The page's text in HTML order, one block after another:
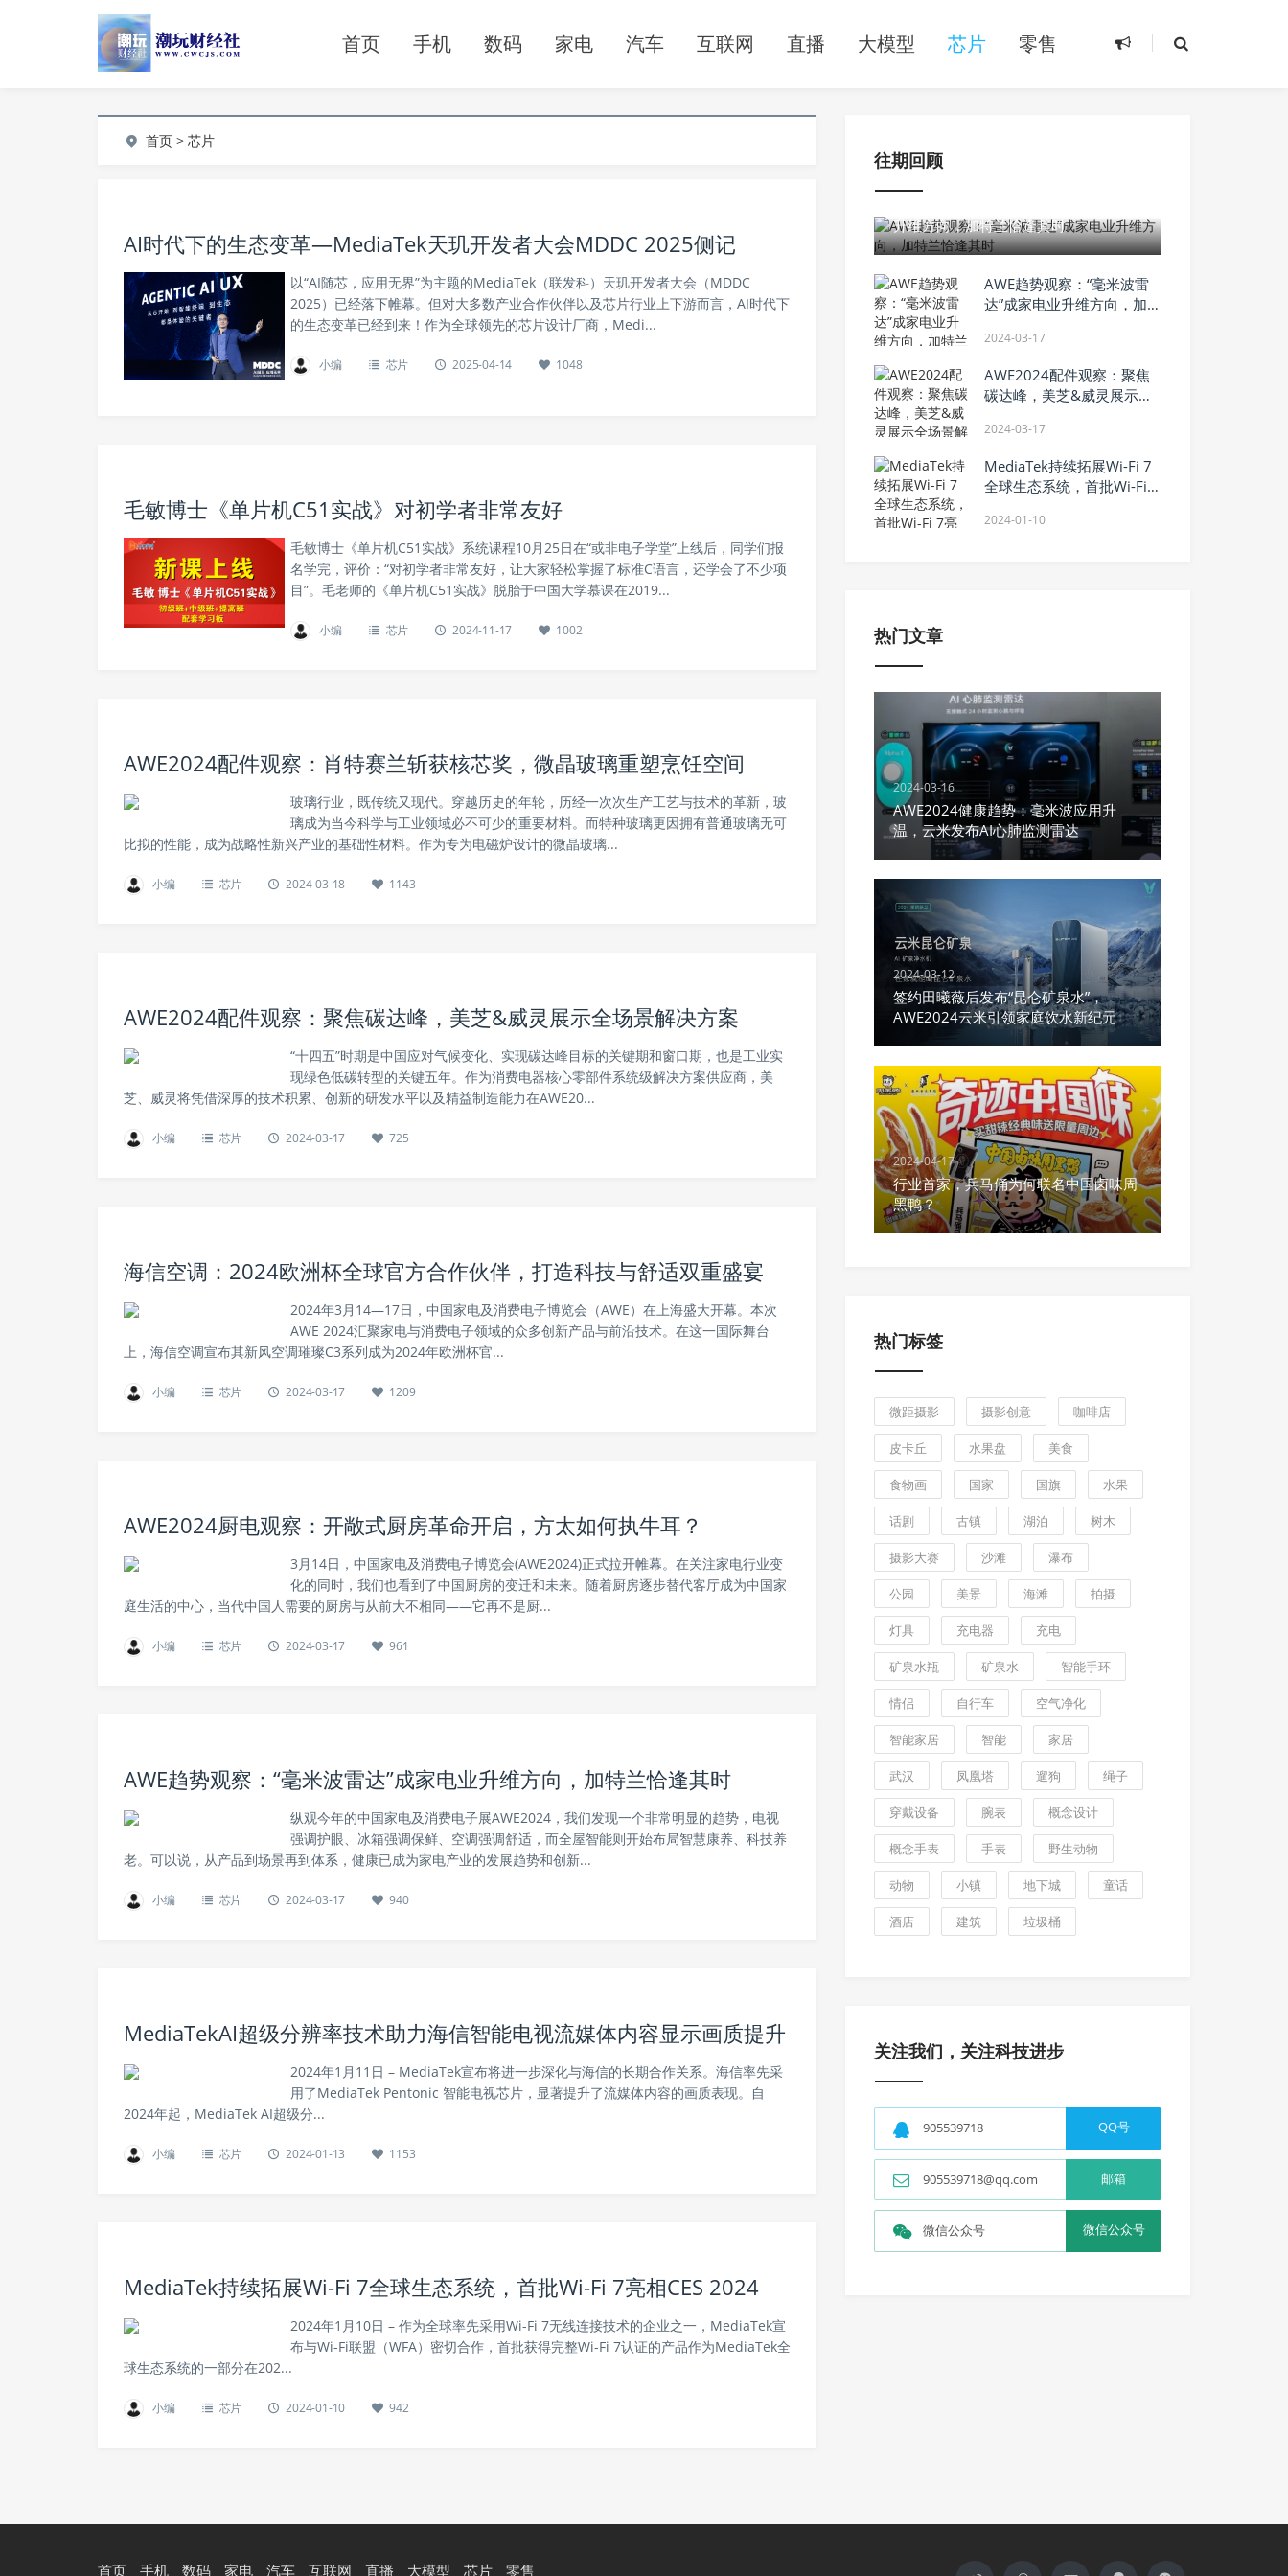
首页 手机 数码 家电 汽车 互联网 直播 大模型 芯片 零售
首页> 芯片
AI时代下的生态变革—MediaTek天玑开发者大会MDDC 2025侧记
以“AI随芯，应用无界”为主题的MediaTek（联发科）天玑开发者大会（MDDC
2025）已经落下帷幕。但对大多数产业合作伙伴以及芯片行业上下游而言，AI时代下
的生态变革已经到来！作为全球领先的芯片设计厂商，Medi...
小编 芯片 2025-04-14 1048
毛敏博士《单片机C51实战》对初学者非常友好
毛敏博士《单片机C51实战》系统课程10月25日在“或非电子学堂”上线后，同学们报
名学完，评价：“对初学者非常友好，让大家轻松掌握了标准C语言，还学会了不少项
目”。毛老师的《单片机C51实战》脱胎于中国大学慕课在2019...
小编 芯片 2024-11-17 1002
AWE2024配件观察：肖特赛兰斩获核芯奖，微晶玻璃重塑烹饪空间
玻璃行业，既传统又现代。穿越历史的年轮，历经一次次生产工艺与技术的革新，玻
璃成为当今科学与工业领域必不可少的重要材料。而特种玻璃更因拥有普通玻璃无可
比拟的性能，成为战略性新兴产业的基础性材料。作为专为电磁炉设计的微晶玻璃...
小编 芯片 2024-03-18 1143
AWE2024配件观察：聚焦碳达峰，美芝&威灵展示全场景解决方案
“十四五”时期是中国应对气候变化、实现碳达峰目标的关键期和窗口期，也是工业实
现绿色低碳转型的关键五年。作为消费电器核心零部件系统级解决方案供应商，美
芝、威灵将凭借深厚的技术积累、创新的研发水平以及精益制造能力在AWE20...
小编 芯片 2024-03-17 725
海信空调：2024欧洲杯全球官方合作伙伴，打造科技与舒适双重盛宴
2024年3月14—17日，中国家电及消费电子博览会（AWE）在上海盛大开幕。本次
AWE 2024汇聚家电与消费电子领域的众多创新产品与前沿技术。在这一国际舞台
上，海信空调宣布其新风空调璀璨C3系列成为2024年欧洲杯官...
小编 芯片 2024-03-17 1209
AWE2024厨电观察：开敞式厨房革命开启，方太如何执牛耳？
3月14日，中国家电及消费电子博览会(AWE2024)正式拉开帷幕。在关注家电行业变
化的同时，我们也看到了中国厨房的变迁和未来。随着厨房逐步替代客厅成为中国家
庭生活的中心，当代中国人需要的厨房与从前大不相同——它再不是厨...
小编 芯片 2024-03-17 961
AWE趋势观察：“毫米波雷达”成家电业升维方向，加特兰恰逢其时
纵观今年的中国家电及消费电子展AWE2024，我们发现一个非常明显的趋势，电视
强调护眼、冰箱强调保鲜、空调强调舒适，而全屋智能则开始布局智慧康养、科技养
老。可以说，从产品到场景再到体系，健康已成为家电产业的发展趋势和创新...
小编 芯片 2024-03-17 940
MediaTekAI超级分辨率技术助力海信智能电视流媒体内容显示画质提升
2024年1月11日 – MediaTek宣布将进一步深化与海信的长期合作关系。海信率先采
用了MediaTek Pentonic 智能电视芯片，显著提升了流媒体内容的画质表现。自
2024年起，MediaTek AI超级分...
小编 芯片 2024-01-13 1153
MediaTek持续拓展Wi-Fi 7全球生态系统，首批Wi-Fi 7亮相CES 2024
2024年1月10日 – 作为全球率先采用Wi-Fi 7无线连接技术的企业之一，MediaTek宣
布与Wi-Fi联盟（WFA）密切合作，首批获得完整Wi-Fi 7认证的产品作为MediaTek全
球生态系统的一部分在202...
小编 芯片 2024-01-10 942
往期回顾
升维方向，加特兰恰逢其时
AWE趋势观察：“毫米波雷
达”成家电业升维方向，加特
2024-03-17
AWE2024配件观察：聚焦
碳达峰，美芝&威灵展示全
2024-03-17
MediaTek持续拓展Wi-Fi 7
全球生态系统，首批Wi-Fi 7
2024-01-10
热门文章
2024-03-16
AWE2024健康趋势：毫米波应用升
温，云米发布AI心肺监测雷达
2024-03-12
签约田曦薇后发布“昆仑矿泉水”，
AWE2024云米引领家庭饮水新纪元
2024-04-17
行业首家，兵马俑为何联名中国卤味周
黑鸭？
热门标签
微距摄影 摄影创意 咖啡店
皮卡丘 水果盘 美食
食物画 国家 国旗 水果
话剧 古镇 湖泊 树木
摄影大赛 沙滩 瀑布
公园 美景 海滩 拍摄
灯具 充电器 充电
矿泉水瓶 矿泉水 智能手环
情侣 自行车 空气净化
智能家居 智能 家居
武汉 凤凰塔 遛狗 绳子
穿戴设备 腕表 概念设计
概念手表 手表 野生动物
动物 小镇 地下城 童话
酒店 建筑 垃圾桶
关注我们，关注科技进步
905539718 QQ号
905539718@qq.com 邮箱
微信公众号 微信公众号
首页 手机 数码 家电 汽车 互联网 直播 大模型 芯片 零售